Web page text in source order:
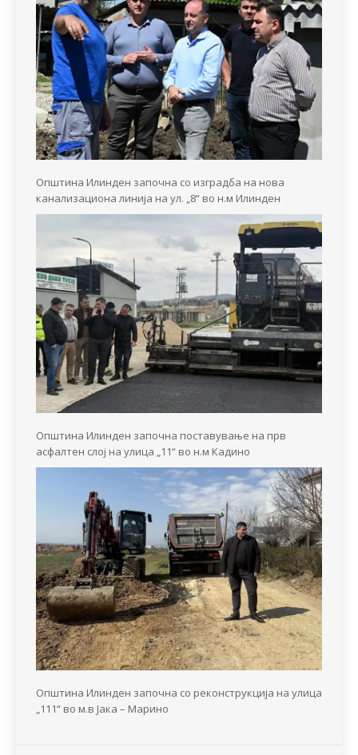
Општина Илинден започна со изградба на нова
канализациона линија на ул. „8“ во н.м Илинден
Општина Илинден започна поставување на прв
асфалтен слој на улица „11“ во н.м Кадино
Општина Илинден започна со реконструкција на улица
„111“ во м.в Јака – Марино